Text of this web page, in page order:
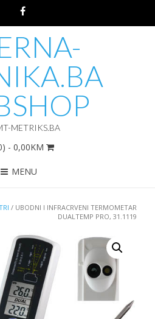
METRIKS.BA
- 0,00KM
MENU
/ UBODNI I INFRACRVENI TERMOMETAR
DUALTEMP PRO, 31.1119